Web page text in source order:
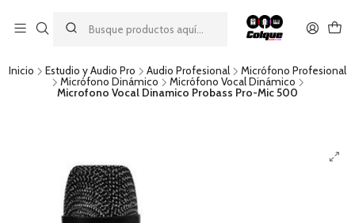
descuento por pago con transferencia bancaria
por una compra mínima de $49.990. Este descuento no es
acumulable a otras promociones ni aplicable a gastos de envío.
Inicio Estudio y Audio Pro Audio Profesional
Micrófono Profesional
Micrófono Dinámico
Micrófono Vocal Dinámico
Microfono Vocal Dinamico Probass Pro-Mic 500